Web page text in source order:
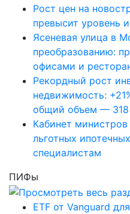
Рост цен на
превысит уровень
Ясеневая улица в
преобразованию:
офисами и
Рекордный рост
недвижимость:
общий объем — 318
Кабинет
льготных
специалистам
ПИФы
ETF от Vanguard